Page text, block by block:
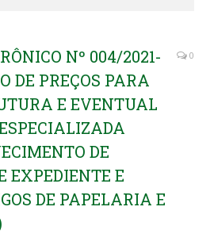
Nº 004/2021-
DE PREÇOS PARA
E EVENTUAL
DE
EXPEDIENTE E
DE PAPELARIA E
0